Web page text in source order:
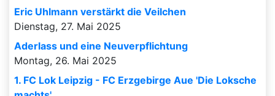
Eric Uhlmann verstärkt die Veilchen
Dienstag, 27. Mai 2025
Aderlass und eine Neuverpflichtung
Montag, 26. Mai 2025
1. FC Lok Leipzig - FC Erzgebirge Aue 'Die Loksche